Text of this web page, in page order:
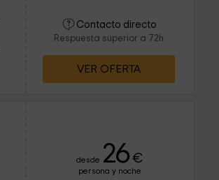
Contacto directo
Respuesta superior a 72h
VER OFERTA
desde 26 €
persona y noche